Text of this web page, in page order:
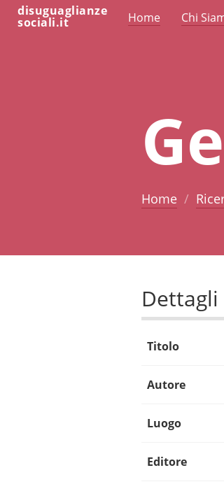
disuguaglianze
sociali.it Home Chi
Home
Dettagli
Titolo
Autore
Luogo
Editore